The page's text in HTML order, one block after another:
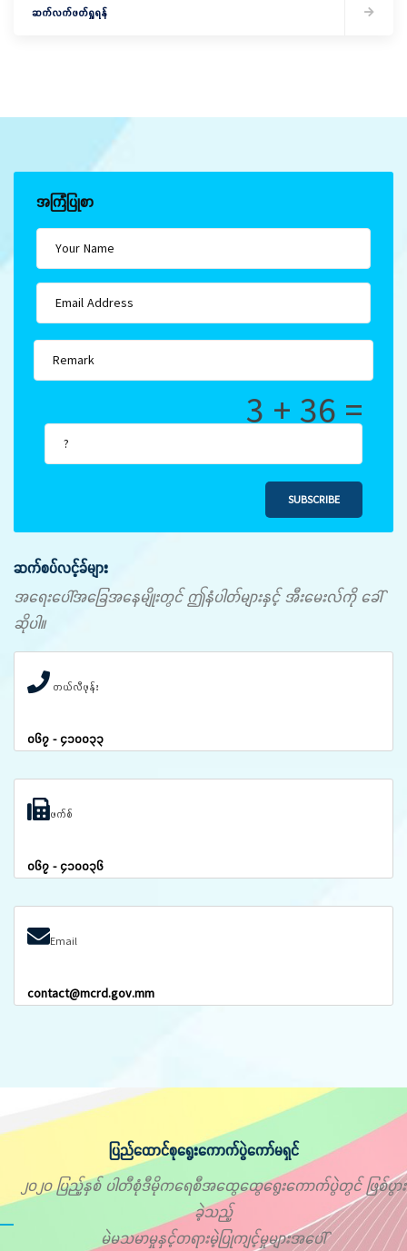
ဆက်လက်ဖတ်ရှုရန်
အကြံပြုစာ
3 + 36 =
SUBSCRIBE
ဆက်စပ်လင့်ခ်များ
အရေးပေါ်အခြေအနေမျိုးတွင် ဤနံပါတ်များနှင့် အီးမေးလ်ကို ခေါ်
ဆိုပါ။
တယ်လီဖုန်း
၀၆၇ - ၄၁၀၀၃၃
ဖက်စ်
၀၆၇ - ၄၁၀၀၃၆
Email
contact@mcrd.gov.mm
ပြည်ထောင်စုရွေးကောက်ပွဲကော်မရှင်
၂၀၂၀ ပြည့်နှစ် ပါတီစုံဒီမိုကရေစီအထွေထွေရွေးကောက်ပွဲတွင် ဖြစ်ပွား
ခဲ့သည့်
မဲမသမာမှုနှင့်တရားမဲ့ပြုကျင့်မှုများအပေါ်